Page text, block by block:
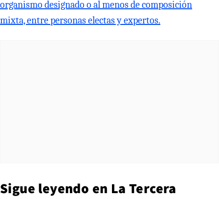
organismo designado o al menos de composición
mixta, entre personas electas y expertos.
Sigue leyendo en La Tercera